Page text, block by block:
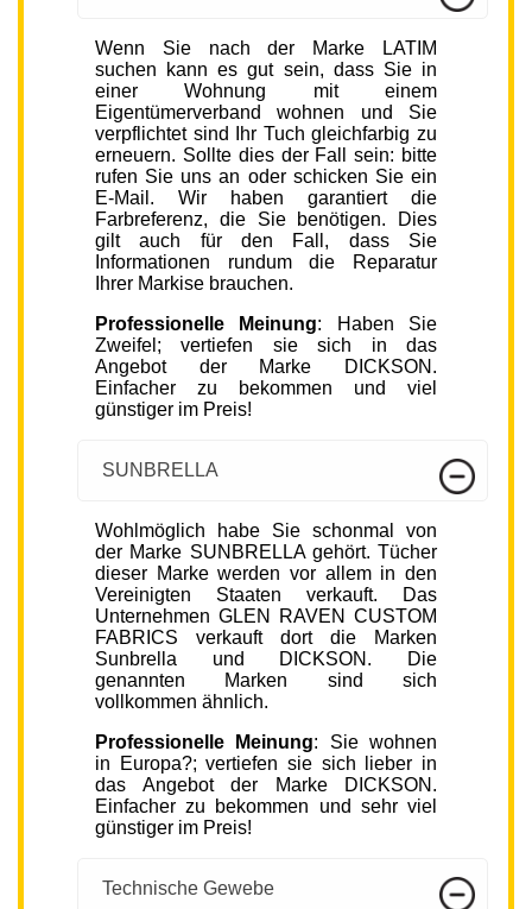
Wenn Sie nach der Marke LATIM
suchen kann es gut sein, dass Sie in
einer Wohnung mit einem
Eigentümerverband wohnen und Sie
verpflichtet sind Ihr Tuch gleichfarbig zu
erneuern. Sollte dies der Fall sein: bitte
rufen Sie uns an oder schicken Sie ein
E-Mail. Wir haben garantiert die
Farbreferenz, die Sie benötigen. Dies
gilt auch für den Fall, dass Sie
Informationen rundum die Reparatur
Ihrer Markise brauchen.
Professionelle Meinung: Haben Sie
Zweifel; vertiefen sie sich in das
Angebot der Marke DICKSON.
Einfacher zu bekommen und viel
günstiger im Preis!
SUNBRELLA
Wohlmöglich habe Sie schonmal von
der Marke SUNBRELLA gehört. Tücher
dieser Marke werden vor allem in den
Vereinigten Staaten verkauft. Das
Unternehmen GLEN RAVEN CUSTOM
FABRICS verkauft dort die Marken
Sunbrella und DICKSON. Die
genannten Marken sind sich
vollkommen ähnlich.
Professionelle Meinung: Sie wohnen
in Europa?; vertiefen sie sich lieber in
das Angebot der Marke DICKSON.
Einfacher zu bekommen und sehr viel
günstiger im Preis!
Technische Gewebe